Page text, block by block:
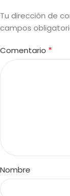
Tu dirección de
campos
Comentario *
Nombre